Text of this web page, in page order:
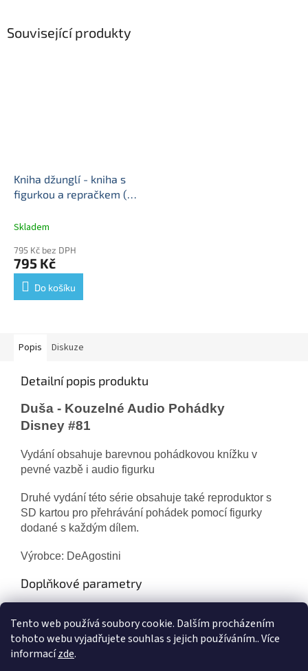
Tento web používá soubory cookie. Dalším procházením
tohoto webu vyjadřujete souhlas s jejich používáním.. Více
informacízde.
Související produkty
Kniha džunglí - kniha s
figurkou a repračkem (
Kouzelné Audio Pohádky
Pohádky Disney s
reprakem - DeAgostini
Skladem
795 Kč bez DPH
795 Kč
Do košíku
Popis Diskuze
Detailní popis produktu
Duša - Kouzelné Audio Pohádky
Disney #81
Vydání obsahuje barevnou pohádkovou knížku v
pevné vazbě i audio figurku
Druhé vydání této série obsahuje také reproduktor s
SD kartou pro přehrávání pohádek pomocí figurky
dodané s každým dílem.
Výrobce: DeAgostini
Doplňkové parametry
Výrobce: DeAgostini